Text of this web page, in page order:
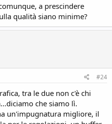
a prescindere
qualità siano minime?
#24
tra le due non c'è chi
che siamo lì.
un'impugnatura migliore, il